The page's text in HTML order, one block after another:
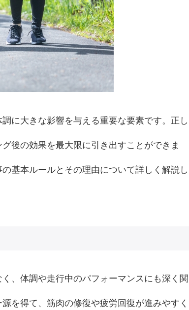
に大きな影響を与える重要な要素です。正し
後の効果を最大限に引き出すことができま
基本ルールとその理由について詳しく解説し
、体調や走行中のパフォーマンスにも深く関
を得て、筋肉の修復や疲労回復が進みやすく